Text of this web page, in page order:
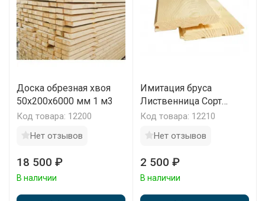
Доска обрезная хвоя
50х200х6000 мм 1 м3
Код товара: 12200
Нет отзывов
18 500 ₽
В наличии
Имитация бруса
Лиственница Сорт
Экстра 190х28х2000-
Код товара: 12210
Нет отзывов
2 500 ₽
В наличии